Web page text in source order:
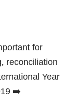
for
reconciliation
Year
➡️